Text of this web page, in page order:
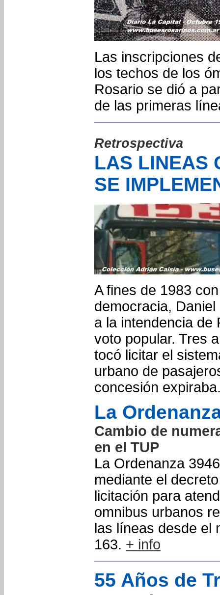
Las inscripciones
los techos de los
Rosario se dió a
de las primeras
Retrospectiva
LAS LINEAS
SE
A fines de 1983
democracia,
a la intendencia de
voto popular. Tres
tocó licitar el
urbano de
concesión
La
Cambio de
en el TUP
La Ordenanza
mediante el
licitación para
omnibus urbanos
las líneas desde el
163. + info
55 Años de